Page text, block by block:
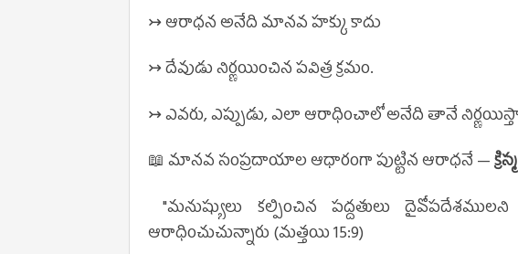
↣ ఆరాధన అనేది మానవ హక్కు కాదు
↣దేవుడు నిర్ణయించిన పవిత్ర క్రమం.
↣ ఎవరు, ఎప్పుడు, ఎలా ఆరాధించాలో అనేదితానే
📖 మానవ సంప్రదాయాల ఆధారంగా పుట్టిన ఆరాధనే —
"మనుష్యులు కల్పించిన పద్ధతులు
ఆరాధించుచున్నారు (మత్తయి 15:9)